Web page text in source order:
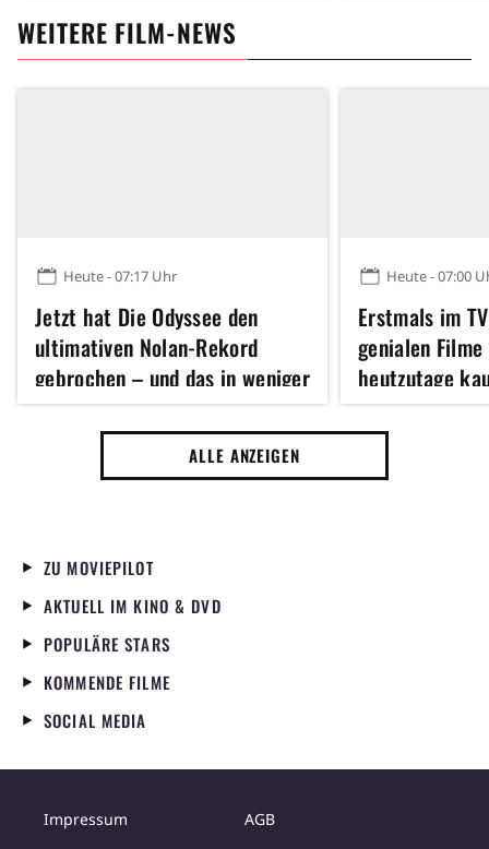
WEITERE FILM-NEWS
Heute - 07:17 Uhr
Jetzt hat Die Odyssee den
ultimativen Nolan-Rekord
gebrochen – und das in weniger
als vier Wochen
Heute - 07:00
Erstmals im
genialen
heutzutage
absoluter
ALLE ANZEIGEN
ZU MOVIEPILOT
AKTUELL IM KINO & DVD
POPULÄRE STARS
KOMMENDE FILME
SOCIAL MEDIA
Impressum AGB